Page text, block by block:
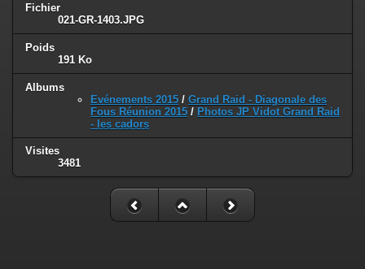
Fichier
021-GR-1403.JPG
Poids
191 Ko
Albums
Evénements 2015 / Grand Raid - Diagonale des
Fous Réunion 2015 / Photos JP Vidot Grand Raid
- les cadors
Visites
3481